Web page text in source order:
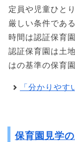
定員や児童ひと
厳しい条件であ
時間は認証保育
認証保育園は土
はの基準の保育
「分かりやす
保育園見学